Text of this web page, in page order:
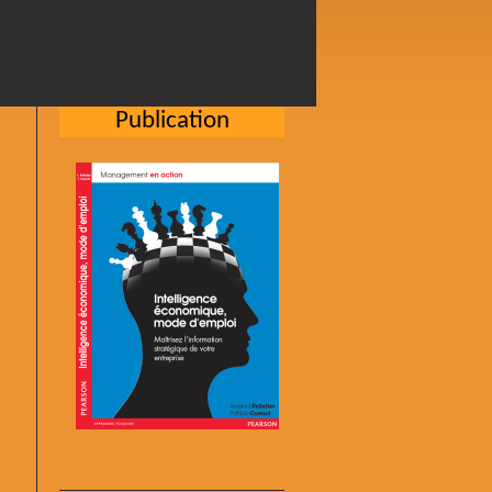
Publication